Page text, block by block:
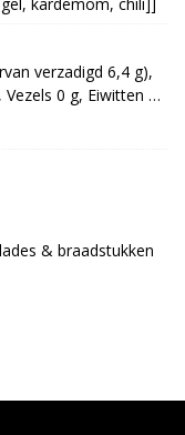
verzadigd 6,4 g),
0 g, Eiwitten
& braadstukken